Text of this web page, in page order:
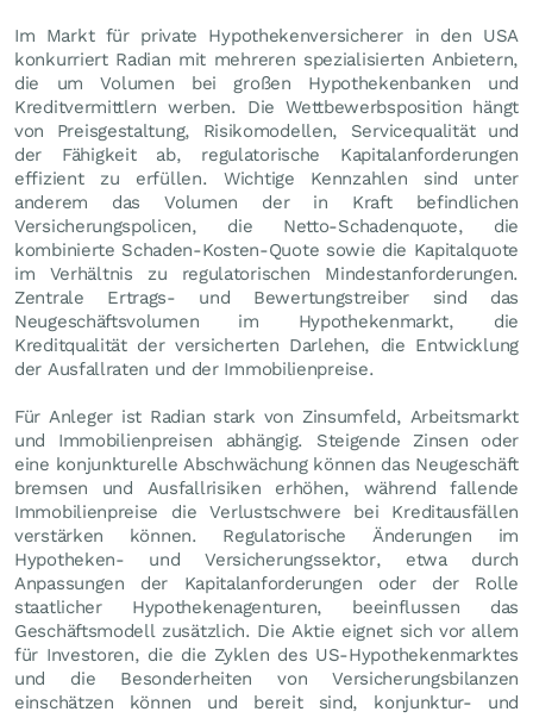
Im Markt für private Hypothekenversicherer in den USA
konkurriert Radian mit mehreren spezialisierten Anbietern,
die um Volumen bei großen Hypothekenbanken und
Kreditvermittlern werben. Die Wettbewerbsposition hängt
von Preisgestaltung, Risikomodellen, Servicequalität und
der Fähigkeit ab, regulatorische Kapitalanforderungen
effizient zu erfüllen. Wichtige Kennzahlen sind unter
anderem das Volumen der in Kraft befindlichen
Versicherungspolicen, die Netto-Schadenquote, die
kombinierte Schaden-Kosten-Quote sowie die Kapitalquote
im Verhältnis zu regulatorischen Mindestanforderungen.
Zentrale Ertrags- und Bewertungs­treiber sind das
Neugeschäftsvolumen im Hypothekenmarkt, die
Kreditqualität der versicherten Darlehen, die Entwicklung
der Ausfallraten und der Immobilienpreise.
Für Anleger ist Radian stark von Zinsumfeld, Arbeitsmarkt
und Immobilienpreisen abhängig. Steigende Zinsen oder
eine konjunkturelle Abschwächung können das Neugeschäft
bremsen und Ausfallrisiken erhöhen, während fallende
Immobilienpreise die Verlustschwere bei Kreditausfällen
verstärken können. Regulatorische Änderungen im
Hypotheken- und Versicherungssektor, etwa durch
Anpassungen der Kapitalanforderungen oder der Rolle
staatlicher Hypothekenagenturen, beeinflussen das
Geschäftsmodell zusätzlich. Die Aktie eignet sich vor allem
für Investoren, die die Zyklen des US-Hypothekenmarktes
und die Besonderheiten von Versicherungsbilanzen
einschätzen können und bereit sind, konjunktur- und